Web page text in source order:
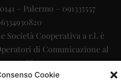
Cookie
– Palermo – 091335557
Società Cooperativa a r.l. è
di Comunicazione al
26988